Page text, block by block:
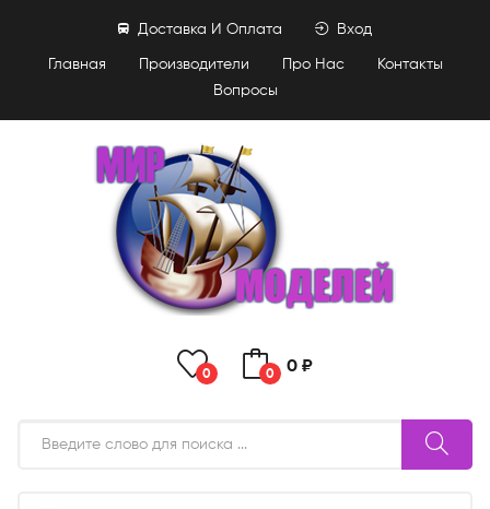
Главная Производители Про Нас
Контакты
Вопросы
Доставка И Оплата Вход
0 0 0 ₽